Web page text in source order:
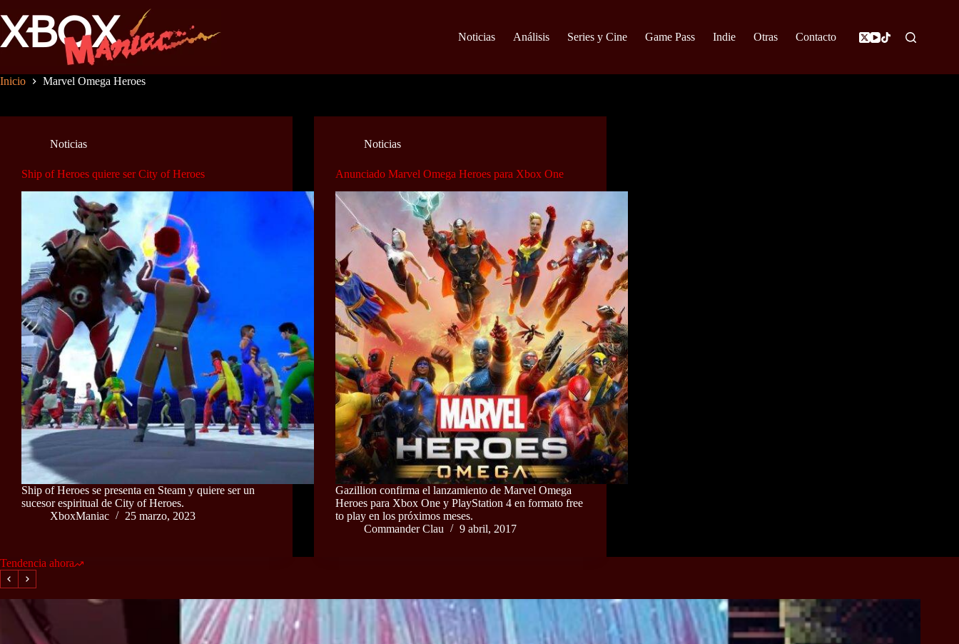
al
contenido
Noticias Análisis Series y Cine Game Pass Indie Otras Contacto
Inicio Marvel Omega Heroes
Noticias
Ship of Heroes quiere ser City of Heroes
Ship of Heroes se presenta en Steam y quiere ser un
sucesor espiritual de City of Heroes.
XboxManiac
25 marzo, 2023
Noticias
Anunciado Marvel Omega Heroes para Xbox One
Gazillion confirma el lanzamiento de Marvel Omega
Heroes para Xbox One y PlayStation 4 en formato free
to play en los próximos meses.
Commander Clau
9 abril, 2017
Tendencia ahora